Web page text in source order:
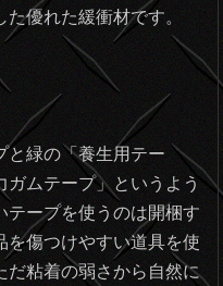
優れた緩衝材です。
緑の「養生用テー
ムテープ」というよう
テープを使うのは開梱す
を傷つけやすい道具を使
だ粘着の弱さから自然に